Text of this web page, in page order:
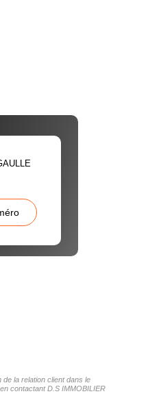
la relation client dans le
contactant D.S IMMOBILIER